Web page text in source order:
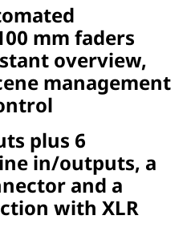
mm faders
overview,
management
plus 6
in/outputs, a
and a
with XLR